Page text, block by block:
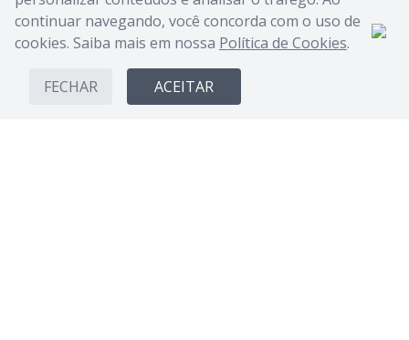
continuar navegando, você concorda com o uso de
cookies. Saiba mais em nossa Política de Cookies.
FECHAR ACEITAR